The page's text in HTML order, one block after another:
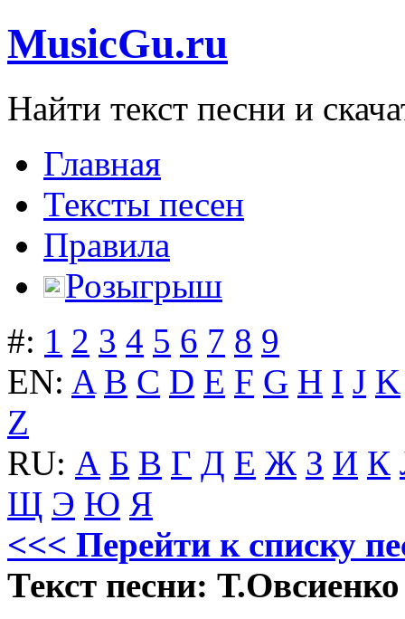
MusicGu.ru
Найти текст песни и
Главная
Тексты песен
Правила
Розыгрыш
#: 1 2 3 4 5 6 7 8 9
EN: A B C D E F G H I J K
Z
RU: А Б В Г Д Е Ж З И К
Щ Э Ю Я
<<< Перейти к списку
Текст песни: